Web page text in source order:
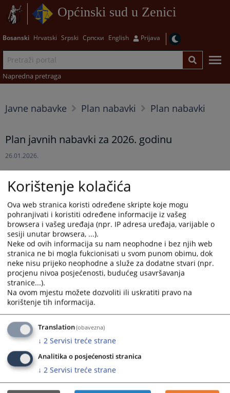
Općinski sud u Zenici
Bosanski Hrvatski Srpski Српски English Prijava
Napredna pretraga
Javne nabavke Plan nabavki Plan nabavki
Plan javnih nabavki za 2026. godinu
26.01.2026.
Plan javnih nabavki za 2026. godinu, u prilogu...
Prikazana vijest je na : Bosanski jezik
Prateći dokumenti
Plan JN za 2026 od 23.01.2026.g.89434e17-1062-49de-
a9fd-8c1c7d04abf7
177PREGLEDA
Korištenje kolačića
Ova web stranica koristi određene skripte koje mogu
pohranjivati i koristiti određene informacije iz vašeg
browsera i vašeg uređaja (npr. IP adresa uređaja, varijable o
sesiji unutar browsera, ...).
Neke od ovih informacija su nam neophodne i bez njih web
stranica ne bi mogla fukcionisati u svom punom obimu, dok
neke nisu prijeko neophodne a služe za dodatne stvari (npr.
procjenu nivoa posjećenosti, budućeg usavršavanja
stranice...).
Na ovom mjestu možete dozvoliti ili uskratiti pravo na
korištenje tih informacija.
Translation(obavezna)
↓ 2 Servisi treće strane
Analitika o posjećenosti stranica
↓ 2 Servisi treće strane